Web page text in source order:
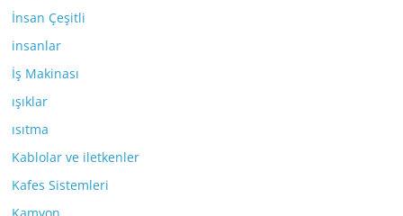
İnsan Çeşitli
insanlar
İş Makinası
ışıklar
ısıtma
Kablolar ve iletkenler
Kafes Sistemleri